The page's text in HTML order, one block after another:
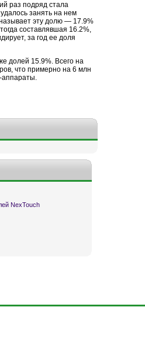
раз подряд стала
занять на нем
эту долю — 17.9%
составлявшая 16.2%,
за год ее доля
долей 15.9%. Всего на
что примерно на 6 млн
аппараты.
NexTouch